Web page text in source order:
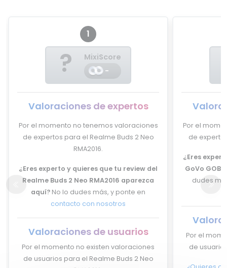
1
?
MixiScore
-
Valoraciones de expertos
Por el momento no tenemos valoraciones
de expertos para el Realme Buds 2 Neo
RMA2016.
¿Eres experto y quieres que tu review del
Realme Buds 2 Neo RMA2016 aparezca
aquí? No lo dudes más, y ponte en
contacto con nosotros
Valoraciones de usuarios
Por el momento no existen valoraciones
de usuarios para el Realme Buds 2 Neo
Por el
de
¿Eres
GoVo
dudes
Por el
de